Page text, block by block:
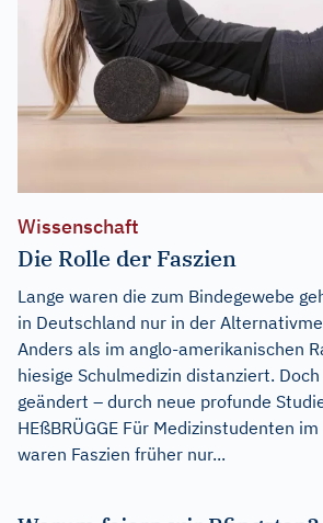
Wissenschaft
Die Rolle der Faszien
Lange waren die zum Bindegewebe
in Deutschland nur in der
Anders als im anglo-amerikanischen
hiesige Schulmedizin distanziert.
geändert – durch neue profunde
HEßBRÜGGE Für Medizinstudenten
waren Faszien früher nur...